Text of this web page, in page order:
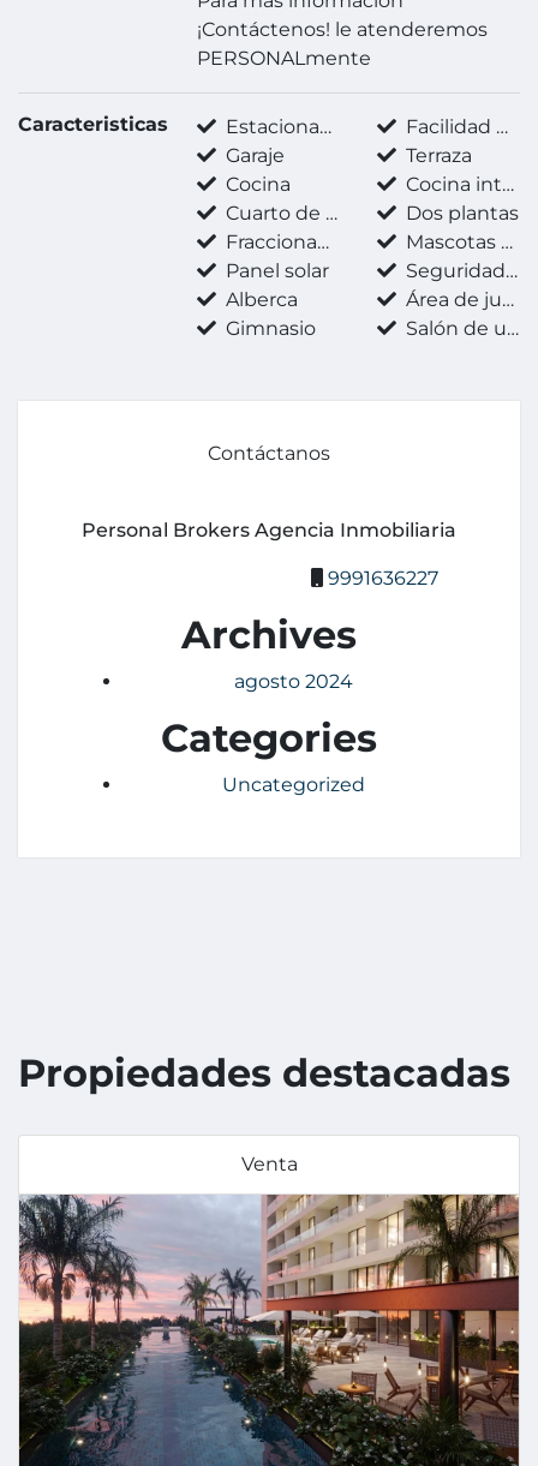
¡Contáctenos! le atenderemos
PERSONALmente
Caracteristicas Estacionamiento techado
Facilidad para estacionarse
Garaje
Terraza
Cocina
Cocina integral
Cuarto de servicio
Dos plantas
Fraccionamiento privado
Mascotas permitidas
Panel solar
Seguridad 24 horas
Alberca
Área de juegos infantiles
Gimnasio
Salón de usos múltiples
Contáctanos
Personal Brokers Agencia Inmobiliaria
9991636227
Archives
agosto 2024
Categories
Uncategorized
Propiedades destacadas
Venta